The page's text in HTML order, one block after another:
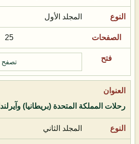
المجلد الأول
25
تصفح
رحلات المملكة المتحدة (بريطانيا) وآيرلندا
المجلد الثاني